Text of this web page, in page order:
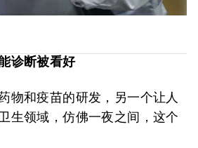
诊断被看好
物和疫苗的研发，另一个让人
生领域，仿佛一夜之间，这个